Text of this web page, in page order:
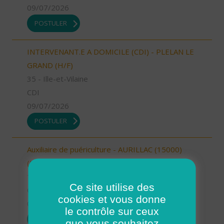
09/07/2026
POSTULER
INTERVENANT.E A DOMICILE (CDI) - PLELAN LE
GRAND (H/F)
35 - Ille-et-Vilaine
CDI
09/07/2026
POSTULER
Auxiliaire de puériculture - AURILLAC (15000)
(H/F)
09/07/2026
Ce site utilise des
cookies et vous donne
le contrôle sur ceux